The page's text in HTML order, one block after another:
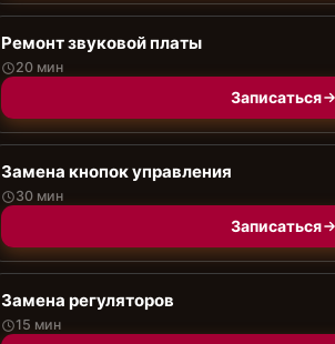
Ремонт звуковой платы
20 мин
Записаться
Замена кнопок управления
30 мин
Записаться
Замена регуляторов
15 мин